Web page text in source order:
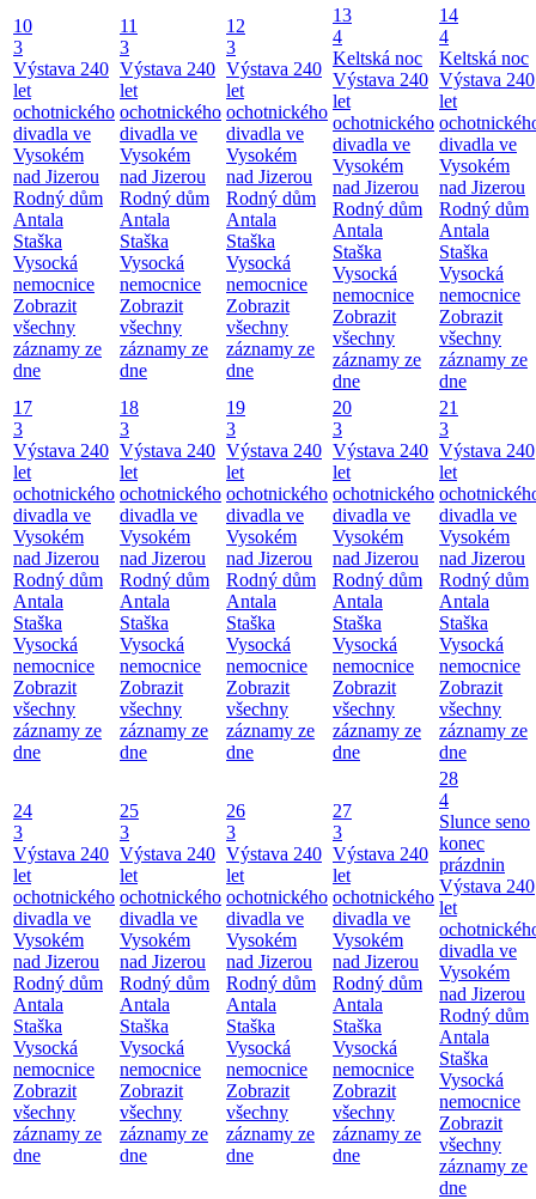
10
3
Výstava 240
let
ochotnického
divadla ve
Vysokém
nad Jizerou
Rodný dům
Antala
Staška
Vysocká
nemocnice
Zobrazit
všechny
záznamy ze
dne
11
3
Výstava 240
let
ochotnického
divadla ve
Vysokém
nad Jizerou
Rodný dům
Antala
Staška
Vysocká
nemocnice
Zobrazit
všechny
záznamy ze
dne
12
3
Výstava 240
let
ochotnického
divadla ve
Vysokém
nad Jizerou
Rodný dům
Antala
Staška
Vysocká
nemocnice
Zobrazit
všechny
záznamy ze
dne
13
4
Keltská noc
Výstava 240
let
ochotnického
divadla ve
Vysokém
nad Jizerou
Rodný dům
Antala
Staška
Vysocká
nemocnice
Zobrazit
všechny
záznamy ze
dne
14
4
Keltská noc
Výstava 240
let
divadla ve
Vysokém
nad Jizerou
Rodný dům
Antala
Staška
Vysocká
nemocnice
Zobrazit
všechny
záznamy ze
dne
17
3
Výstava 240
let
ochotnického
divadla ve
Vysokém
nad Jizerou
Rodný dům
Antala
Staška
Vysocká
nemocnice
Zobrazit
všechny
záznamy ze
dne
18
3
Výstava 240
let
ochotnického
divadla ve
Vysokém
nad Jizerou
Rodný dům
Antala
Staška
Vysocká
nemocnice
Zobrazit
všechny
záznamy ze
dne
19
3
Výstava 240
let
ochotnického
divadla ve
Vysokém
nad Jizerou
Rodný dům
Antala
Staška
Vysocká
nemocnice
Zobrazit
všechny
záznamy ze
dne
20
3
Výstava 240
let
ochotnického
divadla ve
Vysokém
nad Jizerou
Rodný dům
Antala
Staška
Vysocká
nemocnice
Zobrazit
všechny
záznamy ze
dne
21
3
Výstava 240
let
divadla ve
Vysokém
nad Jizerou
Rodný dům
Antala
Staška
Vysocká
nemocnice
Zobrazit
všechny
záznamy ze
dne
24
3
Výstava 240
let
ochotnického
divadla ve
Vysokém
nad Jizerou
Rodný dům
Antala
Staška
Vysocká
nemocnice
Zobrazit
všechny
záznamy ze
dne
25
3
Výstava 240
let
ochotnického
divadla ve
Vysokém
nad Jizerou
Rodný dům
Antala
Staška
Vysocká
nemocnice
Zobrazit
všechny
záznamy ze
dne
26
3
Výstava 240
let
ochotnického
divadla ve
Vysokém
nad Jizerou
Rodný dům
Antala
Staška
Vysocká
nemocnice
Zobrazit
všechny
záznamy ze
dne
27
3
Výstava 240
let
ochotnického
divadla ve
Vysokém
nad Jizerou
Rodný dům
Antala
Staška
Vysocká
nemocnice
Zobrazit
všechny
záznamy ze
dne
28
4
Slunce seno
konec
prázdnin
Výstava 240
let
divadla ve
Vysokém
nad Jizerou
Rodný dům
Antala
Staška
Vysocká
nemocnice
Zobrazit
všechny
záznamy ze
dne